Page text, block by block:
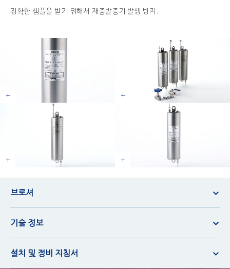
정확한 샘플을 받기 위해서 재증발증기 발생 방지.
브로셔
기술 정보
설치 및 정비 지침서